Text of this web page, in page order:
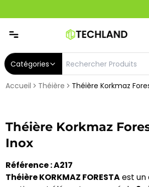
Catégories
Accueil Théière Théière Korkmaz
Théière Korkmaz
Inox
Référence : A217
Théière KORKMAZ FORESTAest un